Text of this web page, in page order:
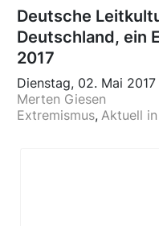
Deutsche
Deutschland, ein
2017
Dienstag, 02. Mai 2017
Merten Giesen
Extremismus Aktuell